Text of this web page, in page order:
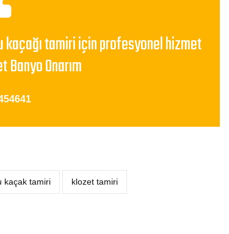
tamiri için profesyonel hizmet
Onarım
kaçak tamiri klozet tamiri